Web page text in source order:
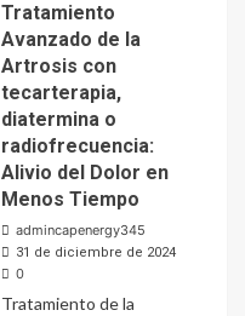
Tratamiento
Avanzado de la
Artrosis con
tecarterapia,
diatermina o
radiofrecuencia:
Alivio del Dolor en
Menos Tiempo
admincapenergy345
31 de diciembre de 2024
0
Tratamiento de la